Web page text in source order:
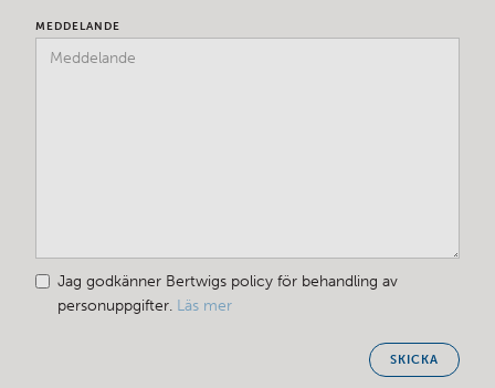
MEDDELANDE
Jag godkänner Bertwigs policy för behandling av
personuppgifter. Läs mer